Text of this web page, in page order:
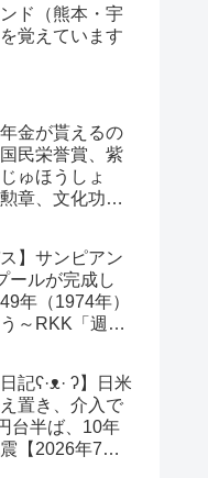
」
ド（熊本・宇
覚えています
年金が貰えるの
民栄誉賞、紫
ゅほうしょ
章、文化功労
…など【日本
ス】サンピアン
ールが完成し
年（1974年）
～RKK「週刊
り
記ʕ·ᴥ· ʔ】日米
置き、介入で
台半ば、10年
【2026年7月
投機433】